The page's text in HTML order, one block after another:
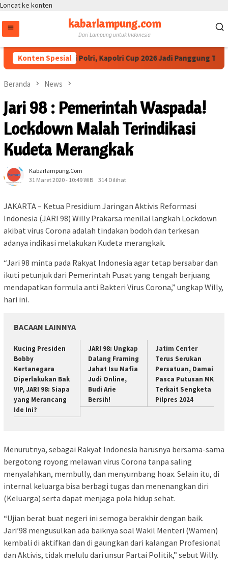
Loncat ke konten
kabarlampung.com
Dari Lampung untuk Indonesia
Konten Spesial
IESPA Apresiasi Polri, Kapolri Cup 2026 Jadi Panggung
Beranda News
Jari 98 : Pemerintah Waspada!
Lockdown Malah Terindikasi
Kudeta Merangkak
Kabarlampung.com
31 Maret 2020 - 10:49 WIB
314 Dilihat
JAKARTA – Ketua Presidium Jaringan Aktivis Reformasi
Indonesia (JARI 98) Willy Prakarsa menilai langkah Lockdown
akibat virus Corona adalah tindakan bodoh dan terkesan
adanya indikasi melakukan Kudeta merangkak.
“Jari 98 minta pada Rakyat Indonesia agar tetap bersabar dan
ikuti petunjuk dari Pemerintah Pusat yang tengah berjuang
mendapatkan formula anti Bakteri Virus Corona,” ungkap Willy,
hari ini.
BACAAN LAINNYA
Kucing Presiden
Bobby
Kertanegara
Diperlakukan Bak
VIP, JARI 98: Siapa
yang Merancang
Ide Ini?
JARI 98: Ungkap
Dalang Framing
Jahat Isu Mafia
Judi Online,
Budi Arie
Bersih!
Jatim Center
Terus Serukan
Persatuan, Damai
Pasca Putusan MK
Terkait Sengketa
Pilpres 2024
Menurutnya, sebagai Rakyat Indonesia harusnya bersama-sama
bergotong royong melawan virus Corona tanpa saling
menyalahkan, membully, dan menyumbang hoax. Selain itu, di
internal keluarga bisa berbagi tugas dan menenangkan diri
(Keluarga) serta dapat menjaga pola hidup sehat.
“Ujian berat buat negeri ini semoga berakhir dengan baik.
Jari’98 mengusulkan ada baiknya soal Wakil Menteri (Wamen)
kembali di aktifkan dan di gaungkan dari kalangan Profesional
dan Aktivis, tidak melulu dari unsur Partai Politik,” sebut Willy.